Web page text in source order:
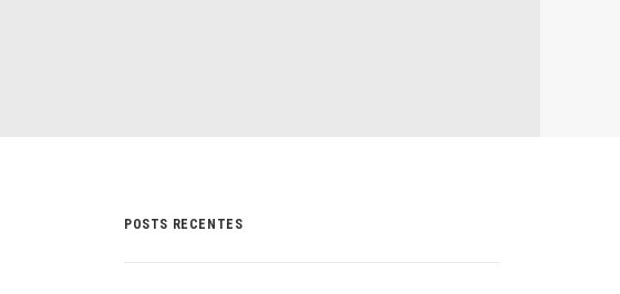
POSTS RECENTES